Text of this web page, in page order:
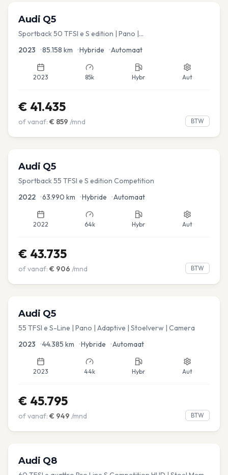
Audi Q5
Sportback 50 TFSI e S edition | Pano |
2023 •85.158 km •Hybride •Automaat
2023 85k Hybr Aut
€ 41.435
of vanaf: € 859 /mnd BTW
Audi Q5
Sportback 55 TFSI e S edition Competition
2022 •63.990 km •Hybride •Automaat
2022 64k Hybr Aut
€ 43.735
of vanaf: € 906 /mnd BTW
Audi Q5
55 TFSI e S-Line | Pano | Adaptive | Stoelverw | Camera
2023 •44.385 km •Hybride •Automaat
2023 44k Hybr Aut
€ 45.795
of vanaf: € 949 /mnd BTW
Audi Q8